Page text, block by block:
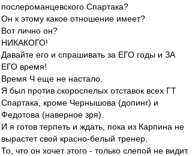
послероманцевского Спартака?
Он к этому какое отношение имеет?
Вот лично он?
НИКАКОГО!
Давайте его и спрашивать за ЕГО годы и ЗА
ЕГО время!
Время Ч еще не настало.
Я был против скороспелых отставок всех ГТ
Спартака, кроме Чернышова (допинг) и
Федотова (наверное зря).
И я готов терпеть и ждать, пока из Карпина не
вырастет свой красно-белый тренер.
То, что он хочет этого - только слепой не видит.